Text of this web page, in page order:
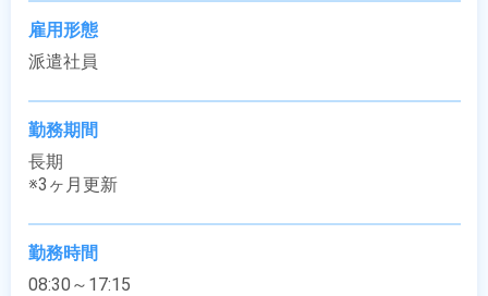
雇用形態
派遣社員
勤務期間
長期
※3ヶ月更新
勤務時間
08:30～17:15